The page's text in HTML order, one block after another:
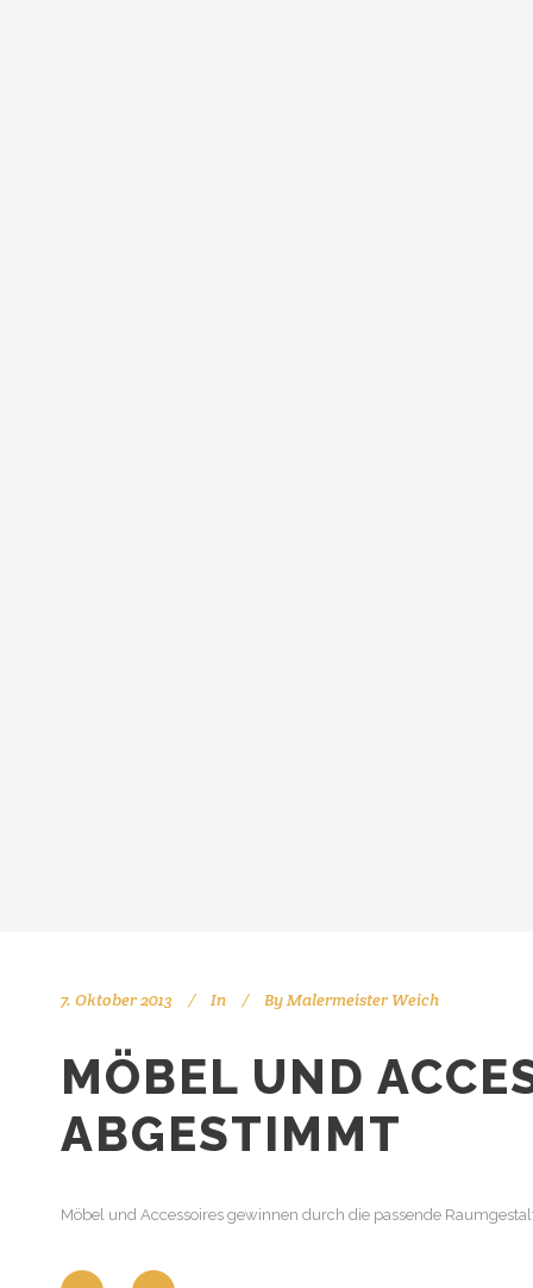
7. Oktober 2013 In ByMalermeister Weich
MÖBEL UND
ABGESTIMMT
Möbel und Accessoires gewinnen durch die passende